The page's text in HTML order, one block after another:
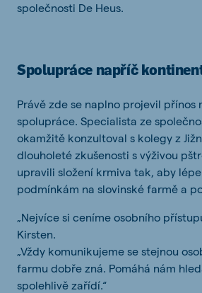
společnosti De Heus.
Spolupráce napříč
Právě zde se naplno projevil přínos
spolupráce. Specialista ze
okamžitě konzultoval s kolegy z
dlouholeté zkušenosti s výživou
upravili složení krmiva tak, aby
podmínkám na slovinské farmě a
„Nejvíce si ceníme osobního
Kirsten.
„Vždy komunikujeme se stejnou
farmu dobře zná. Pomáhá nám
spolehlivě zařídí.“